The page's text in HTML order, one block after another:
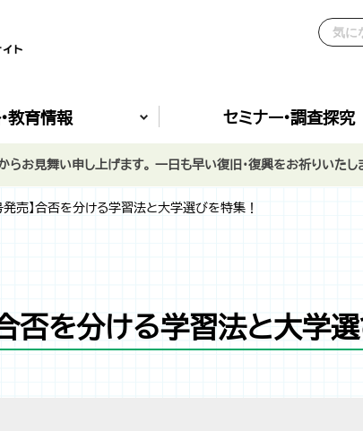
教育情報 セミナー•調査探究
発売】合否を分ける学習法と大学選びを特集！
合否を分ける学習法と大学
お見舞い申し上げます。 一日も早い復旧・復興をお祈りいたし